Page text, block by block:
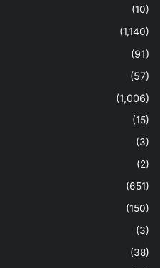
(10)
(1,140)
(91)
(57)
(1,006)
(15)
(3)
(2)
(651)
(150)
(3)
(38)